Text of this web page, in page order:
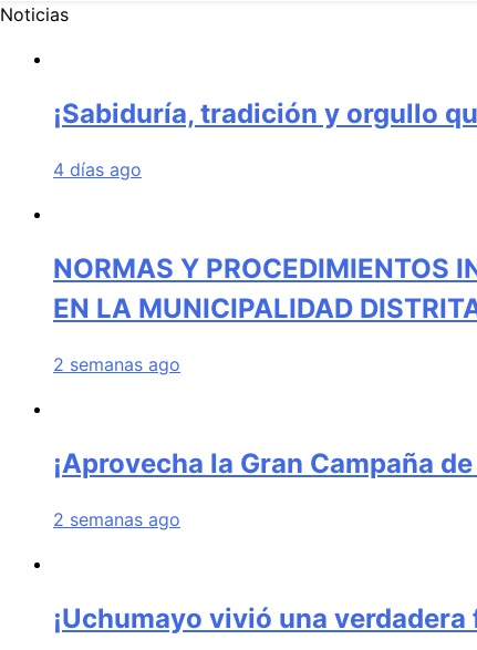
Noticias
¡Sabiduría, tradición y orgullo
4 días ago
NORMAS Y PROCEDIMIENTOS
EN LA MUNICIPALIDAD
2 semanas ago
¡Aprovecha la Gran Campaña
2 semanas ago
¡Uchumayo vivió una